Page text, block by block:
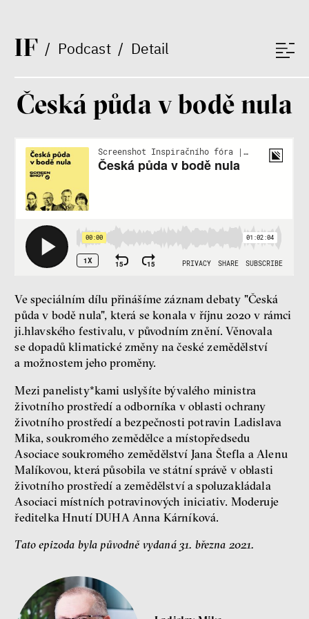
IF/ Podcast/ Detail
Seznamky, skinnyTok a nový
konzervatismus: mapa
Terézia Ferjančeková, Petr
Bittner
rozhovor
láska technologie
pro jedno procento
Česká půda v bodě nula
Ve speciálním dílu přinášíme záznam debaty "Česká
půda v bodě nula", která se konala v říjnu 2020 v rámci
ji.hlavského festivalu, v původním znění. Věnovala
se dopadů klimatické změny na české zemědělství
a možnostem jeho proměny.
Mezi panelisty*kami uslyšíte bývalého ministra
životního prostředí a odborníka v oblasti ochrany
životního prostředí a bezpečnosti potravin Ladislava
Mika, soukromého zemědělce a místopředsedu
Asociace soukromého zemědělství Jana Štefla a Alenu
Malíkovou, která působila ve státní správě v oblasti
životního prostředí a zemědělství a spoluzakládala
Asociaci místních potravinových iniciativ. Moderuje
ředitelka Hnutí DUHA Anna Kárníková.
Tato epizoda byla původně vydaná 31. března 2021.